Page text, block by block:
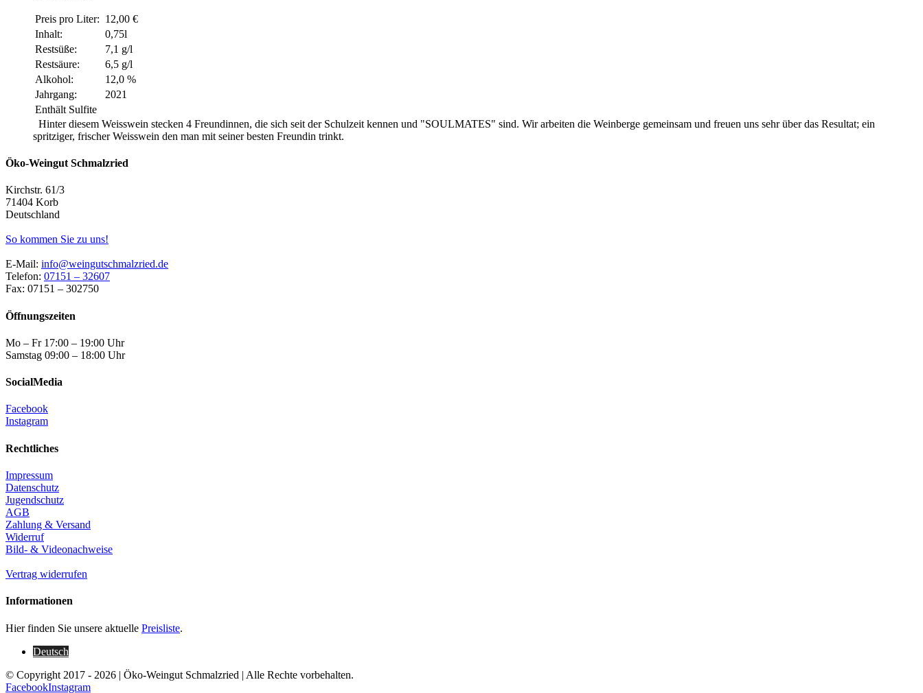
Preis pro Liter: 12,00 €
Inhalt:
0,75l
Restsüße:
7,1 g/l
Restsäure:
6,5 g/l
Alkohol:
12,0 %
Jahrgang:
2021
Enthält Sulfite
Hinter diesem Weisswein stecken 4 Freundinnen, die sich seit der Schulzeit kennen und "SOULMATES" sind. Wir arbeiten die Weinberge gemeinsam und freuen uns sehr über das Resultat; ein
spritziger, frischer Weisswein den man mit seiner besten Freundin trinkt.
Öko-Weingut Schmalzried
Kirchstr. 61/3
71404 Korb
Deutschland
So kommen Sie zu uns!
E-Mail: info@weingutschmalzried.de
Telefon: 07151 – 32607
Fax: 07151 – 302750
Öffnungszeiten
Mo – Fr 17:00 – 19:00 Uhr
Samstag 09:00 – 18:00 Uhr
SocialMedia
Facebook
Instagram
Rechtliches
Impressum
Datenschutz
Jugendschutz
AGB
Zahlung & Versand
Widerruf
Bild- & Videonachweise
Vertrag widerrufen
Informationen
Hier finden Sie unsere aktuelle Preisliste.
Deutsch
© Copyright 2017 - 2026 | Öko-Weingut Schmalzried | Alle Rechte vorbehalten.
FacebookInstagram